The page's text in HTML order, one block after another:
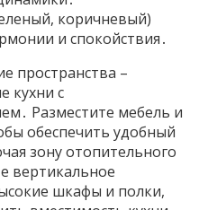
коричневый)
и спокойствия․
пространства –
кухни с
Разместите мебель и
обеспечить удобный
зону отопительного
вертикальное
шкафы и полки,